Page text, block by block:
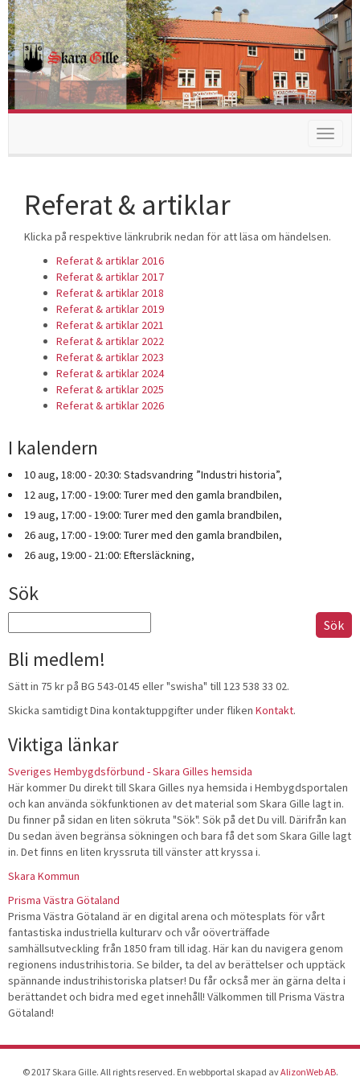
Toggle
Referat & artiklar
Klicka på respektive länkrubrik nedan för att läsa om händelsen.
Referat & artiklar 2016
Referat & artiklar 2017
Referat & artiklar 2018
Referat & artiklar 2019
Referat & artiklar 2021
Referat & artiklar 2022
Referat & artiklar 2023
Referat & artiklar 2024
Referat & artiklar 2025
Referat & artiklar 2026
I kalendern
10 aug, 18:00 - 20:30: Stadsvandring ”Industri historia”,
12 aug, 17:00 - 19:00: Turer med den gamla brandbilen,
19 aug, 17:00 - 19:00: Turer med den gamla brandbilen,
26 aug, 17:00 - 19:00: Turer med den gamla brandbilen,
26 aug, 19:00 - 21:00: Eftersläckning,
Sök
efter:
Bli medlem!
Sätt in 75 kr på BG 543-0145 eller "swisha" till 123 538 33 02.
Skicka samtidigt Dina kontaktuppgifter under fliken Kontakt.
Viktiga länkar
Sveriges Hembygdsförbund - Skara Gilles hemsida
Här kommer Du direkt till Skara Gilles nya hemsida i Hembygdsportalen
och kan använda sökfunktionen av det material som Skara Gille lagt in.
Du finner på sidan en liten sökruta "Sök". Sök på det Du vill. Därifrån kan
Du sedan även begränsa sökningen och bara få det som Skara Gille lagt
in. Det finns en liten kryssruta till vänster att kryssa i.
Skara Kommun
Prisma Västra Götaland
Prisma Västra Götaland är en digital arena och mötesplats för vårt
fantastiska industriella kulturarv och vår oöverträffade
samhällsutveckling från 1850 fram till idag. Här kan du navigera genom
regionens industrihistoria. Se bilder, ta del av berättelser och upptäck
spännande industrihistoriska platser! Du får också mer än gärna delta i
berättandet och bidra med eget innehåll! Välkommen till Prisma Västra
Götaland!
© 2017 Skara Gille. All rights reserved. En webbportal skapad avAlizonWeb AB.